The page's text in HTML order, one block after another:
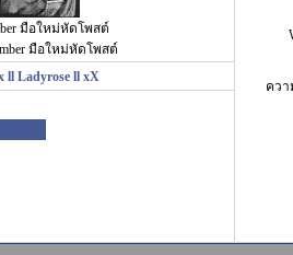
มือใหม่หัดโพสต์
คว
ll Ladyrose ll xX